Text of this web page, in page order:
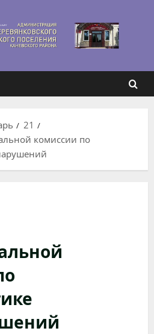
21
комиссии по